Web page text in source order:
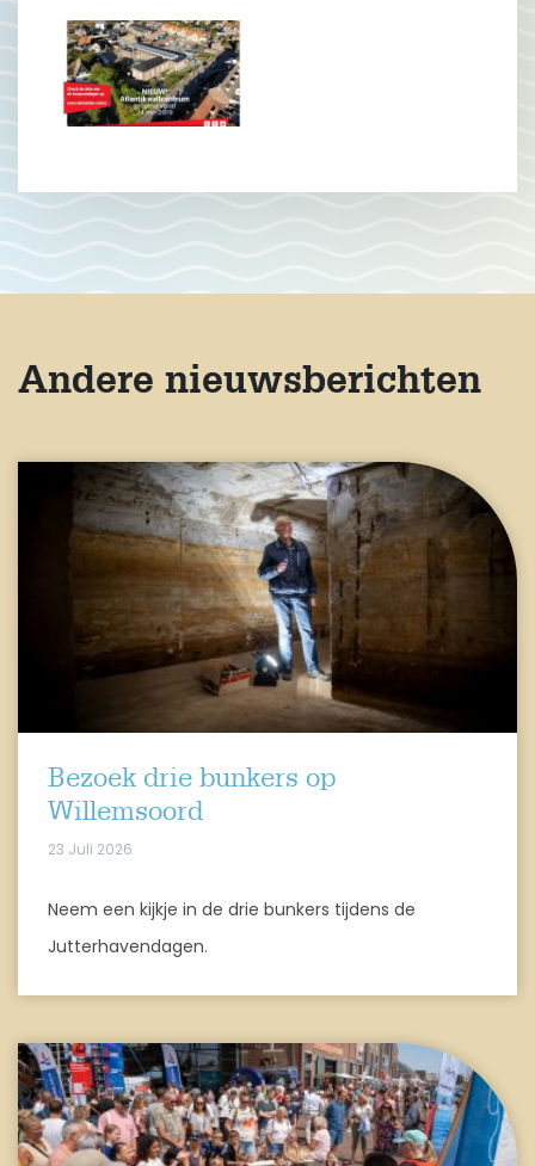
Andere nieuwsberichten
Bezoek drie bunkers op
Willemsoord
23 Juli 2026
Neem een kijkje in de drie bunkers tijdens de
Jutterhavendagen.